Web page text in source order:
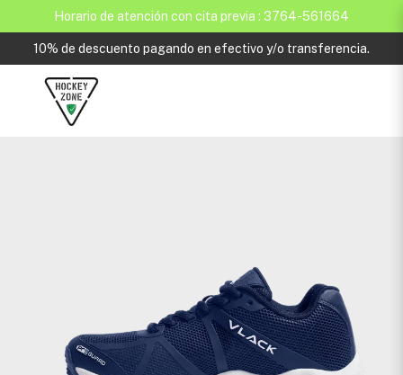
Horario de atención con cita previa : 3764-561664
10% de descuento pagando en efectivo y/o transferencia.